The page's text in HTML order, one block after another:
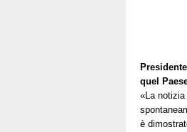
quel
«La
è